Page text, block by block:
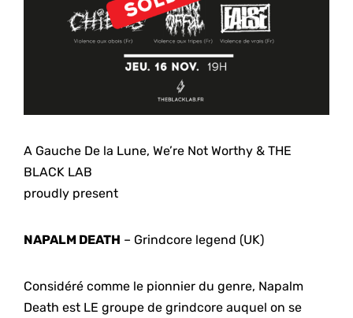
A Gauche De la Lune, We’re Not Worthy & THE
BLACK LAB
proudly present
NAPALM DEATH – Grindcore legend (UK)
Considéré comme le pionnier du genre, Napalm
Death est LE groupe de grindcore auquel on se